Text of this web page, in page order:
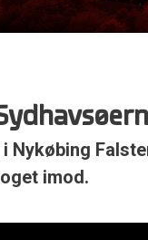
imod.